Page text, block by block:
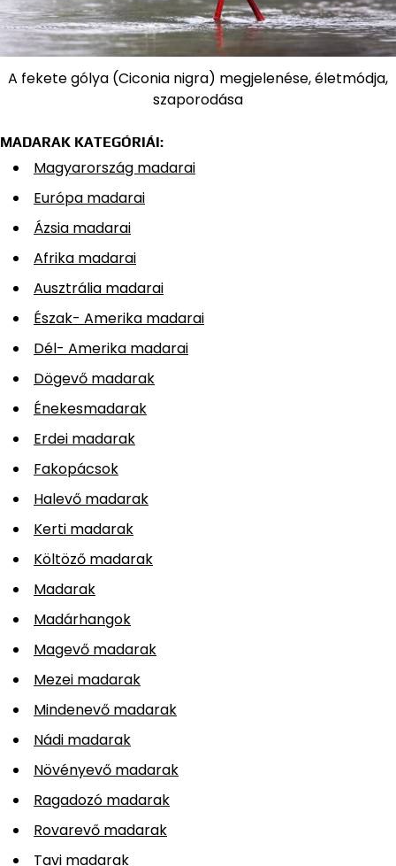
A fekete gólya (Ciconia nigra) megjelenése, életmódja,
szaporodása
MADARAK KATEGÓRIÁI:
Magyarország madarai
Európa madarai
Ázsia madarai
Afrika madarai
Ausztrália madarai
Észak- Amerika madarai
Dél- Amerika madarai
Dögevő madarak
Énekesmadarak
Erdei madarak
Fakopácsok
Halevő madarak
Kerti madarak
Költöző madarak
Madarak
Madárhangok
Magevő madarak
Mezei madarak
Mindenevő madarak
Nádi madarak
Növényevő madarak
Ragadozó madarak
Rovarevő madarak
Tavi madarak